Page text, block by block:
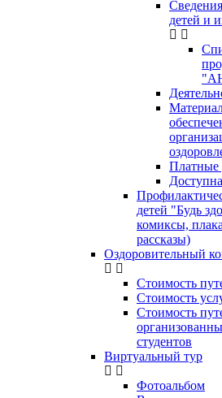
детей и
Платные
детей "Будь
комиксы,
рассказы)
Оздоровительный
Стоимость
Стоимость
Стоимость
студентов
Виртуальный тур
Фотоальбом